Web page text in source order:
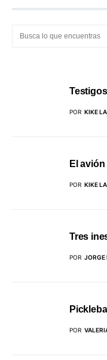
POR KIKE
El
POR KIKE
Tres
POR JORGE
POR